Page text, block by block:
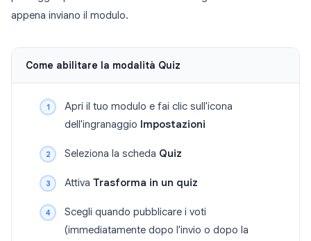
appena inviano il modulo.
Come abilitare la modalità Quiz
Apri il tuo modulo e fai clic sull'icona
dell'ingranaggio Impostazioni
Seleziona la scheda Quiz
Attiva Trasforma in un quiz
Scegli quando pubblicare i voti
(immediatamente dopo l'invio o dopo la